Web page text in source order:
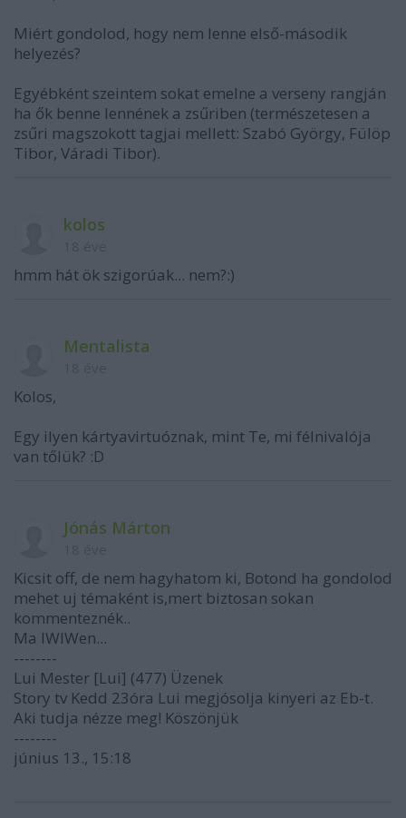
Miért gondolod, hogy nem lenne első-második
helyezés?
Egyébként szeintem sokat emelne a verseny rangján
ha ők benne lennének a zsűriben (természetesen a
zsűri magszokott tagjai mellett: Szabó György, Fülöp
Tibor, Váradi Tibor).
kolos
hmm hát ök szigorúak... nem?:)
Mentalista
Kolos,
Egy ilyen kártyavirtuóznak, mint Te, mi félnivalója
van tőlük? :D
Jónás Márton
Kicsit off, de nem hagyhatom ki, Botond ha gondolod
mehet uj témaként is,mert biztosan sokan
kommenteznék..
Ma IWIWen...
--------
Lui Mester [Lui] (477) Üzenek
Story tv Kedd 23óra Lui megjósolja kinyeri az Eb-t.
Aki tudja nézze meg! Köszönjük
--------
június 13., 15:18